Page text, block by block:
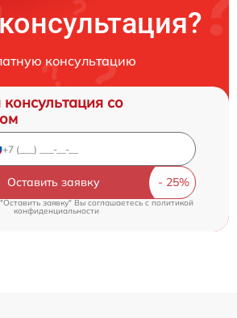
консультацию
со
Оставить заявку
заявку" Вы соглашаетесь cполитикой
конфиденциальности